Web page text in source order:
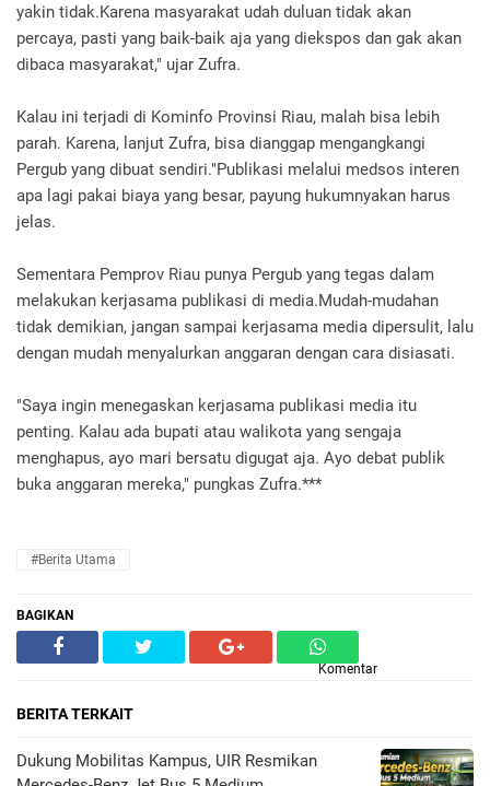
yakin tidak.Karena masyarakat udah duluan tidak akan
percaya, pasti yang baik-baik aja yang diekspos dan gak akan
dibaca masyarakat," ujar Zufra.
Kalau ini terjadi di Kominfo Provinsi Riau, malah bisa lebih
parah. Karena, lanjut Zufra, bisa dianggap mengangkangi
Pergub yang dibuat sendiri."Publikasi melalui medsos interen
apa lagi pakai biaya yang besar, payung hukumnyakan harus
jelas.
Sementara Pemprov Riau punya Pergub yang tegas dalam
melakukan kerjasama publikasi di media.Mudah-mudahan
tidak demikian, jangan sampai kerjasama media dipersulit, lalu
dengan mudah menyalurkan anggaran dengan cara disiasati.
"Saya ingin menegaskan kerjasama publikasi media itu
penting. Kalau ada bupati atau walikota yang sengaja
menghapus, ayo mari bersatu digugat aja. Ayo debat publik
buka anggaran mereka," pungkas Zufra.***
#Berita Utama
BAGIKAN
Komentar
BERITA TERKAIT
Dukung Mobilitas Kampus, UIR Resmikan